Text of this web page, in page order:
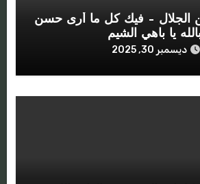
الجلال – فيك كل ما أرى حسن
يا باهي الشيم
ديسمبر 30, 2025